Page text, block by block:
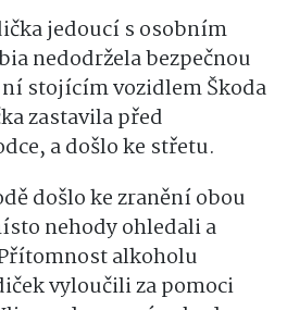
jedoucí s osobním
nedodržela bezpečnou
stojícím vozidlem Škoda
zastavila před
a došlo ke střetu.
došlo ke zranění obou
nehody ohledali a
alkoholu
vyloučili za pomoci